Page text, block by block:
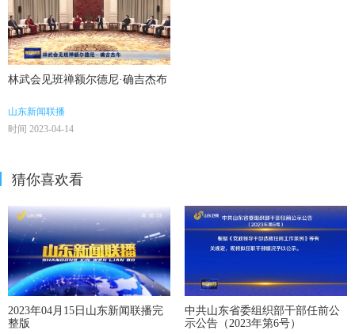
林武会见班禅额尔德尼·确吉杰布
山东新闻联播
时间 2023-04-14
猜你喜欢看
2023年04月15日山东新闻联播完
整版
中共山东省委组织部干部任前公
示公告（2023年第6号）